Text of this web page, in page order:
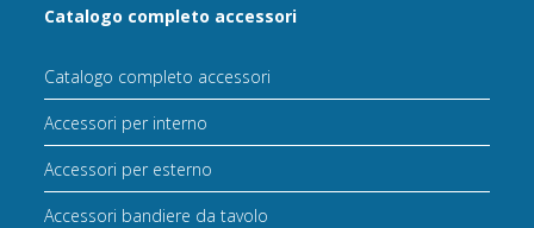
Catalogo completo accessori
Catalogo completo accessori
Accessori per interno
Accessori per esterno
Accessori bandiere da tavolo